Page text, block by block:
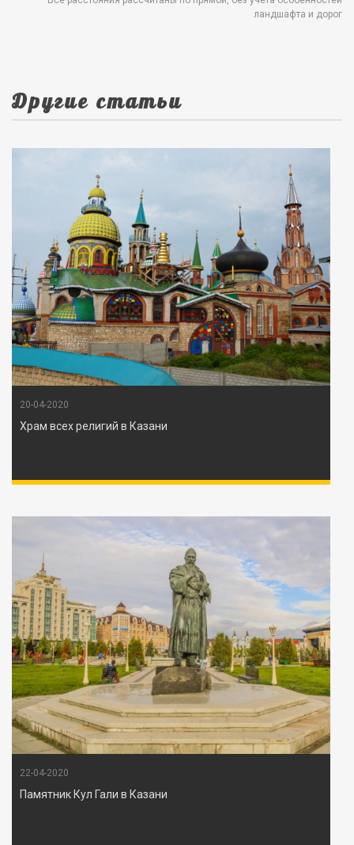
ландшафта и дорог
Другие статьи
20-04-2020
Храм всех религий в Казани
22-04-2020
Памятник Кул Гали в Казани